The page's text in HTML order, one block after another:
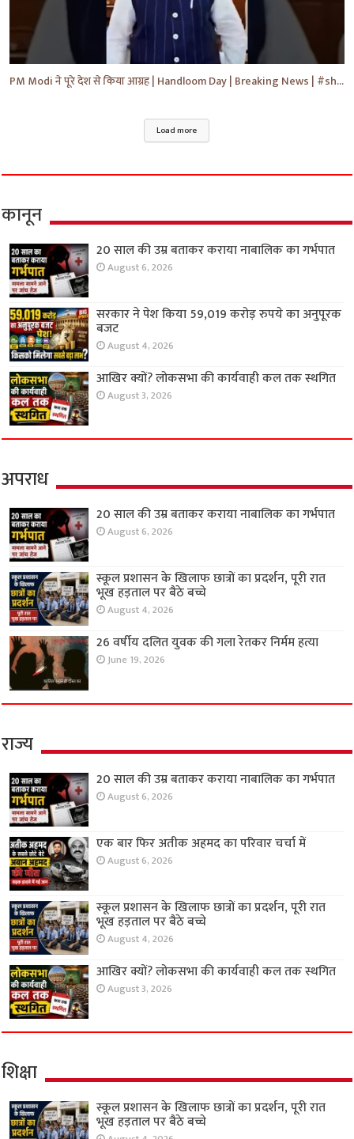
PM Modi ने पूरे देश से किया आग्रह | Handloom Day | Breaking News | #shorts #yt #news #ytnews
Load more
कानून
20 साल की उम्र बताकर कराया नाबालिक का गर्भपात
August 6, 2026
सरकार ने पेश किया 59,019 करोड़ रुपये का अनुपूरक
बजट
August 4, 2026
आखिर क्यों? लोकसभा की कार्यवाही कल तक स्थगित
August 3, 2026
अपराध
20 साल की उम्र बताकर कराया नाबालिक का गर्भपात
August 6, 2026
स्कूल प्रशासन के खिलाफ छात्रों का प्रदर्शन, पूरी रात
भूख हड़ताल पर बैठे बच्चे
August 4, 2026
26 वर्षीय दलित युवक की गला रेतकर निर्मम हत्या
June 19, 2026
राज्य
20 साल की उम्र बताकर कराया नाबालिक का गर्भपात
August 6, 2026
एक बार फिर अतीक अहमद का परिवार चर्चा में
August 6, 2026
स्कूल प्रशासन के खिलाफ छात्रों का प्रदर्शन, पूरी रात
भूख हड़ताल पर बैठे बच्चे
August 4, 2026
आखिर क्यों? लोकसभा की कार्यवाही कल तक स्थगित
August 3, 2026
शिक्षा
स्कूल प्रशासन के खिलाफ छात्रों का प्रदर्शन, पूरी रात
भूख हड़ताल पर बैठे बच्चे